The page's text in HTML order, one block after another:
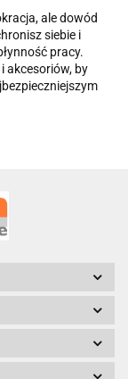
ale dowód
siebie i
pracy.
akcesoriów, by